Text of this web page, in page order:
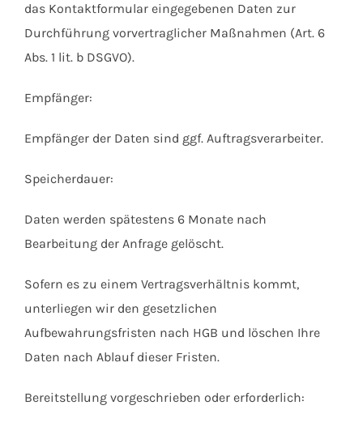
das Kontaktformular eingegebenen Daten zur
Durchführung vorvertraglicher Maßnahmen (Art. 6
Abs. 1 lit. b DSGVO).
Empfänger:
Empfänger der Daten sind ggf. Auftragsverarbeiter.
Speicherdauer:
Daten werden spätestens 6 Monate nach
Bearbeitung der Anfrage gelöscht.
Sofern es zu einem Vertragsverhältnis kommt,
unterliegen wir den gesetzlichen
Aufbewahrungsfristen nach HGB und löschen Ihre
Daten nach Ablauf dieser Fristen.
Bereitstellung vorgeschrieben oder erforderlich: